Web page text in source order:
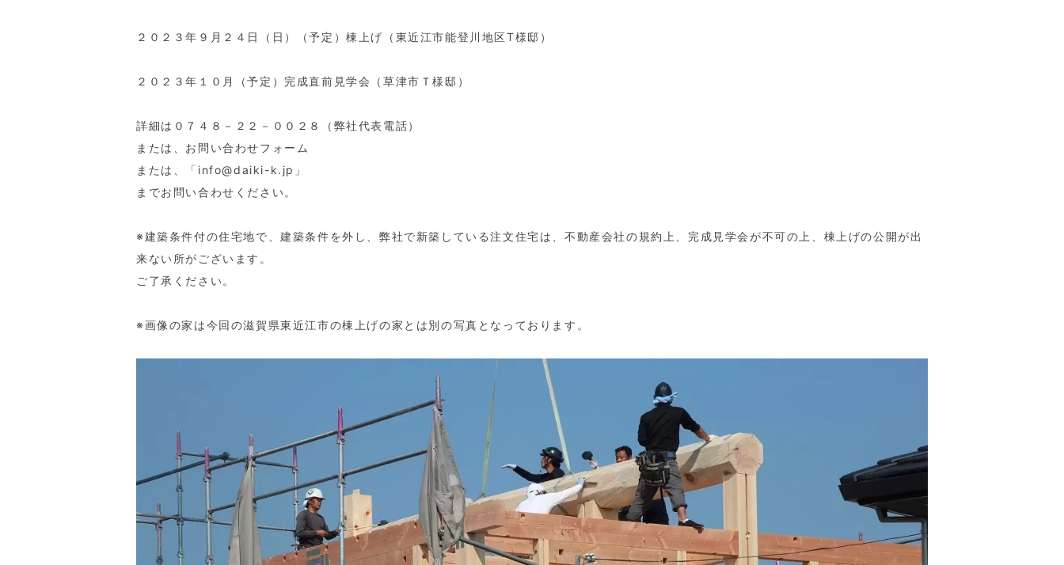
２０２３年９月２４日（日）（予定）棟上げ（東近江市能登川地区T様邸）
２０２３年１０月（予定）完成直前見学会（草津市Ｔ様邸）
詳細は０７４８－２２－００２８（弊社代表電話）
または、お問い合わせフォーム
または、「info@daiki-k.jp」
までお問い合わせください。
※建築条件付の住宅地で、建築条件を外し、弊社で新築している注文住宅は、不動産会社の規約上、完成見学会が不可の上、棟上げの公開が出
来ない所がございます。
ご了承ください。
※画像の家は今回の滋賀県東近江市の棟上げの家とは別の写真となっております。